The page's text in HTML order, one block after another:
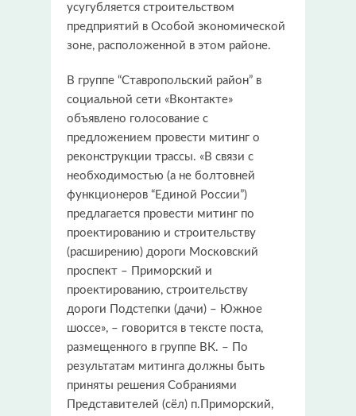
усугубляется строительством
предприятий в Особой экономической
зоне, расположенной в этом районе.
В группе “Ставропольский район” в
социальной сети «Вконтакте»
объявлено голосование с
предложением провести митинг о
реконструкции трассы. «В связи с
необходимостью (а не болтовней
функционеров “Единой России”)
предлагается провести митинг по
проектированию и строительству
(расширению) дороги Московский
проспект – Приморский и
проектированию, строительству
дороги Подстепки (дачи) – Южное
шоссе», – говорится в тексте поста,
размещенного в группе ВК. – По
результатам митинга должны быть
приняты решения Собраниями
Представителей (сёл) п.Приморский,